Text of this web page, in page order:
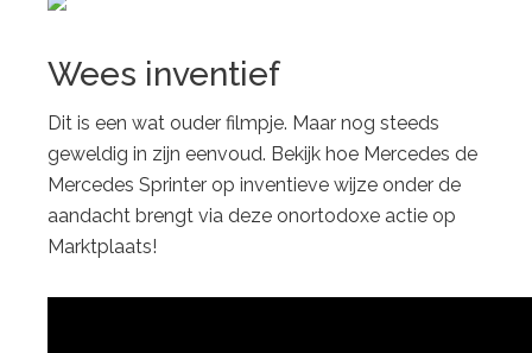
Wees inventief
Dit is een wat ouder filmpje. Maar nog steeds
geweldig in zijn eenvoud. Bekijk hoe Mercedes de
Mercedes Sprinter op inventieve wijze onder de
aandacht brengt via deze onortodoxe actie op
Marktplaats!